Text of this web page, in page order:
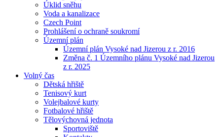
Úklid sněhu
Voda a kanalizace
Czech Point
Prohlášení o ochraně soukromí
Územní plán
Územní plán Vysoké nad Jizerou z r. 2016
Změna č. 1 Územního plánu Vysoké nad Jizerou
z r. 2025
Volný čas
Dětská hřiště
Tenisový kurt
Volejbalové kurty
Fotbalové hřiště
Tělovýchovná jednota
Sportoviště